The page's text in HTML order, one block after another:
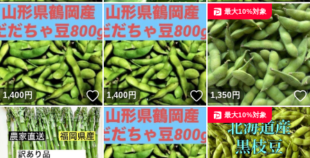
1,400円 いいね！
1,400円 いいね！
1,350円
最大10%対象
最大10%対象